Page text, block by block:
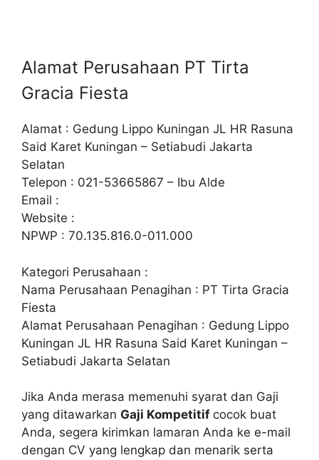
Alamat Perusahaan PT Tirta
Gracia Fiesta
Alamat : Gedung Lippo Kuningan JL HR Rasuna
Said Karet Kuningan – Setiabudi Jakarta
Selatan
Telepon : 021-53665867 – Ibu Alde
Email :
Website :
NPWP : 70.135.816.0-011.000
Kategori Perusahaan :
Nama Perusahaan Penagihan : PT Tirta Gracia
Fiesta
Alamat Perusahaan Penagihan : Gedung Lippo
Kuningan JL HR Rasuna Said Karet Kuningan –
Setiabudi Jakarta Selatan
Jika Anda merasa memenuhi syarat dan Gaji
yang ditawarkan Gaji Kompetitif cocok buat
Anda, segera kirimkan lamaran Anda ke e-mail
dengan CV yang lengkap dan menarik serta